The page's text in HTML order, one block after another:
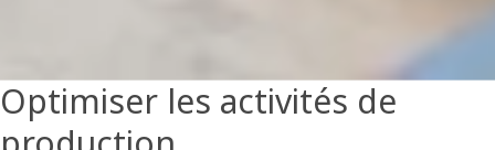
Optimiser les activités de